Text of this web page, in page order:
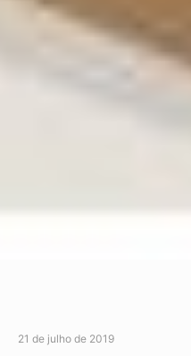
21 de julho de 2019